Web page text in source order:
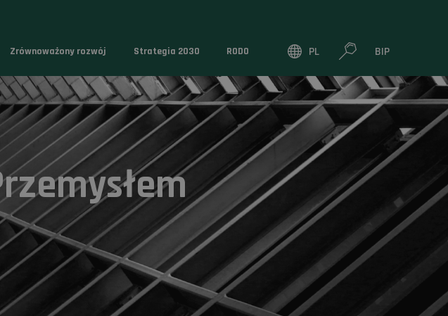
Zrównoważony rozwój Strategia 2030 RODO PL BIP